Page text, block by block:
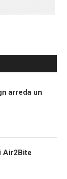
arreda un
Air2Bite